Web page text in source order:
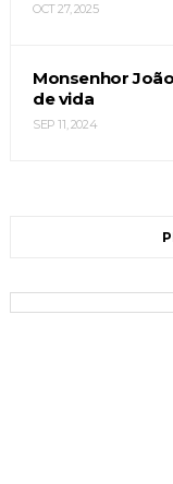
OCT 27, 2025
Monsenhor
de vida
SEP 11, 2024